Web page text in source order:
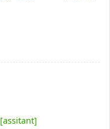
[assitant]